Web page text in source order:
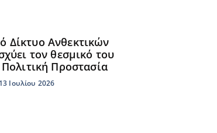
Δίκτυο Ανθεκτικών
τον θεσμικό του
Προστασία
13 Ιουλίου 2026